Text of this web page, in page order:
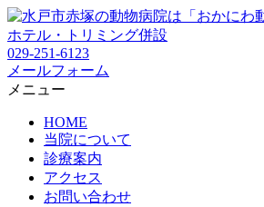
029-251-6123
メールフォーム
メニュー
HOME
当院について
診療案内
アクセス
お問い合わせ